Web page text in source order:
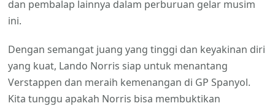
dan pembalap lainnya dalam perburuan gelar musim
ini.
Dengan semangat juang yang tinggi dan keyakinan diri
yang kuat, Lando Norris siap untuk menantang
Verstappen dan meraih kemenangan di GP Spanyol.
Kita tunggu apakah Norris bisa membuktikan